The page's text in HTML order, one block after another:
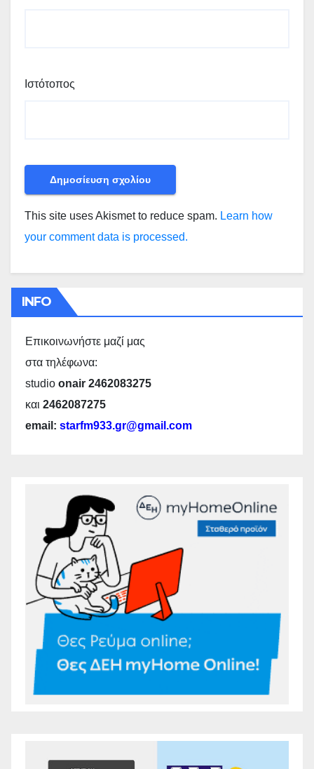
Ιστότοπος
This site uses Akismet to reduce spam. Learn how
your comment data is processed.
INFO
Επικοινωνήστε μαζί μας
στα τηλέφωνα:
studio onair 2462083275
και 2462087275
email: starfm933.gr@gmail.com